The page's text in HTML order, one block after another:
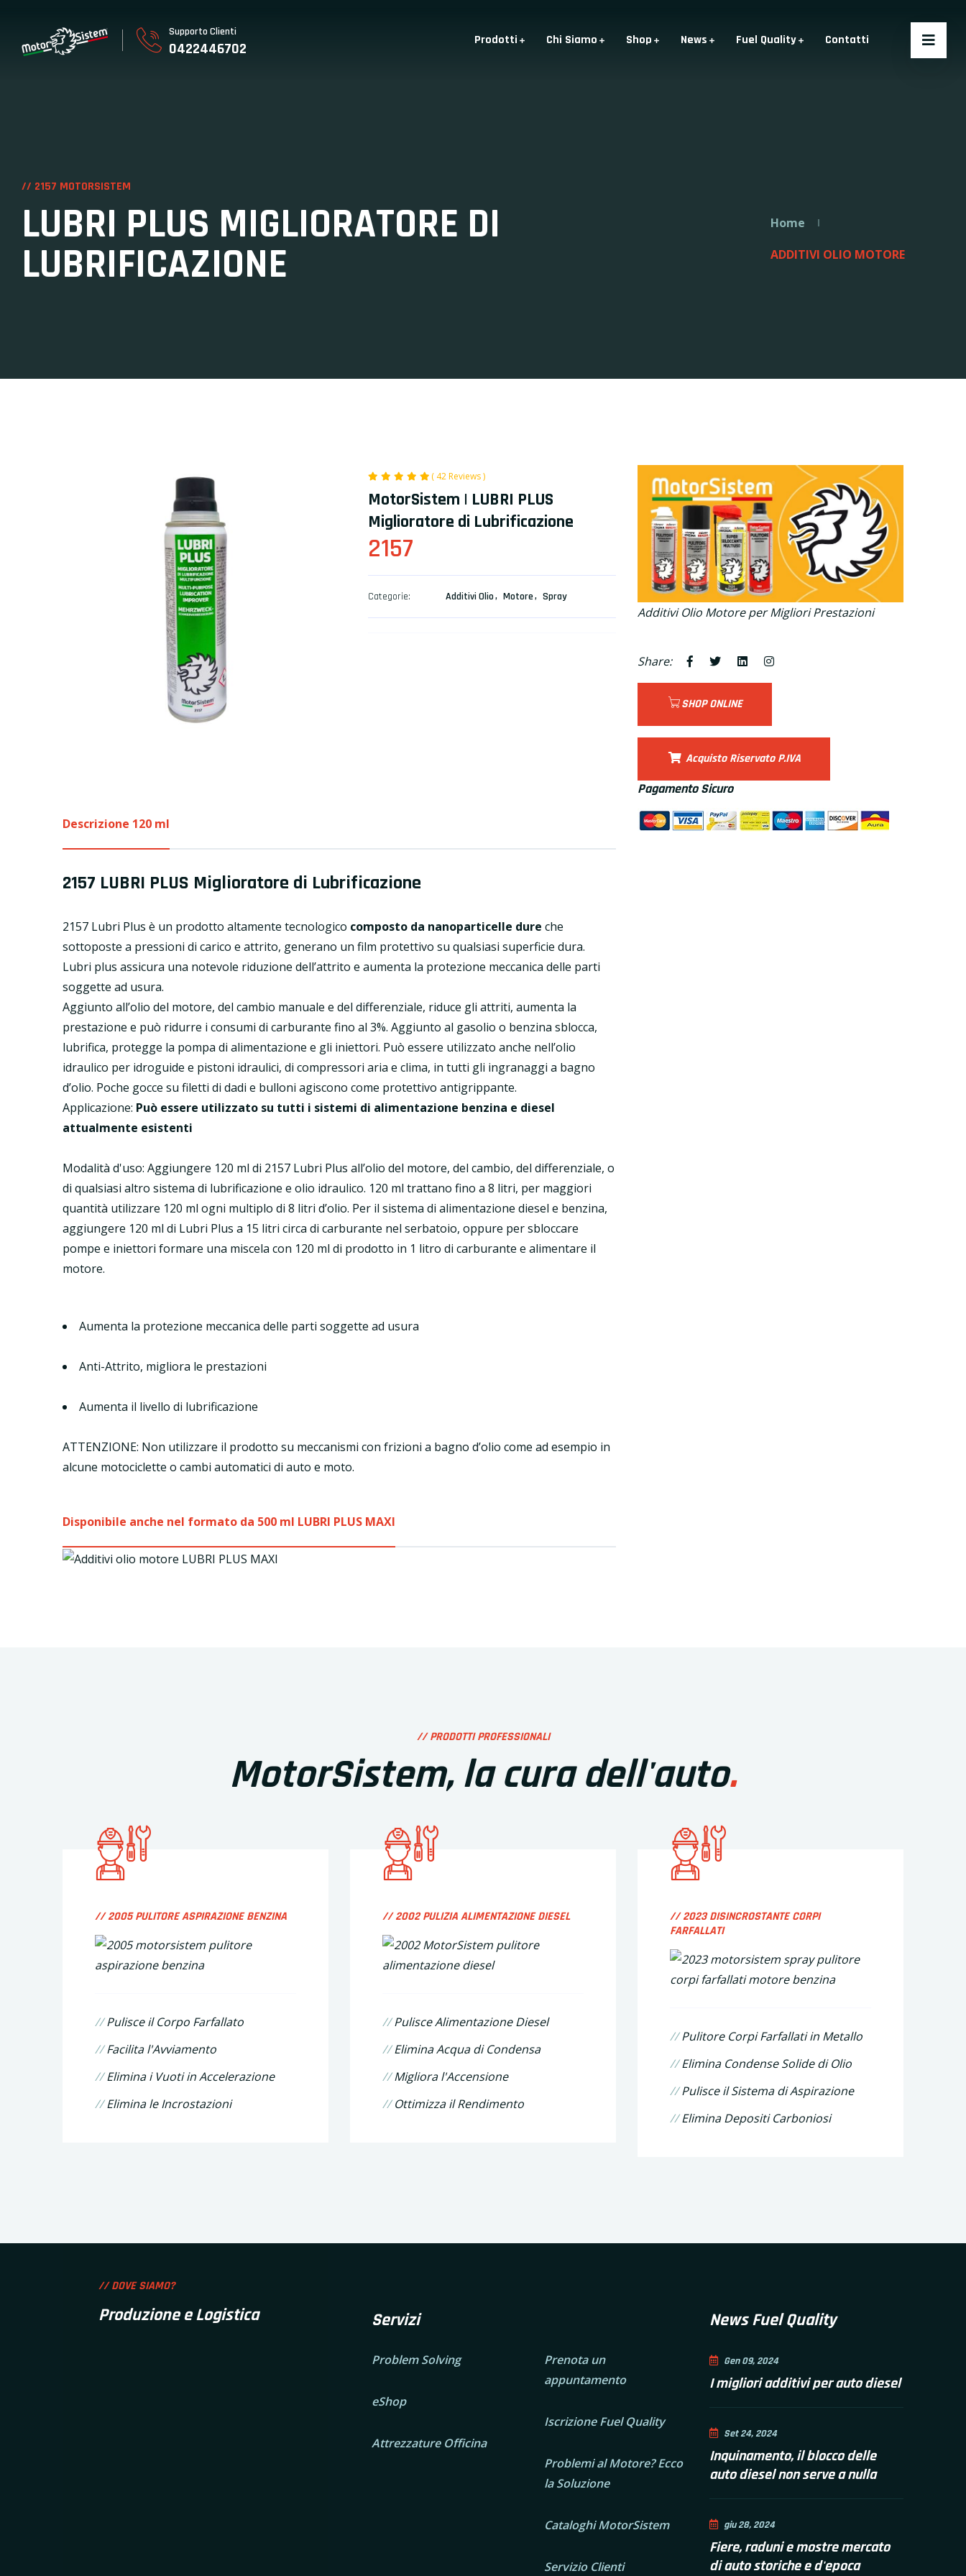
Supporto Clienti
0422446702 Prodotti Chi Siamo Shop News Fuel Quality Contatti
// 2157 MOTORSISTEM
LUBRI PLUS MIGLIORATORE DI
LUBRIFICAZIONE
Home
ADDITIVI OLIO MOTORE
( 42 Reviews )
MotorSistem | LUBRI PLUS
Miglioratore di Lubrificazione
2157
Categorie: Additivi Olio Motore Spray
Descrizione 120 ml
2157 LUBRI PLUS Miglioratore di Lubrificazione
2157 Lubri Plus è un prodotto altamente tecnologico composto da nanoparticelle dure che
sottoposte a pressioni di carico e attrito, generano un film protettivo su qualsiasi superficie dura.
Lubri plus assicura una notevole riduzione dell’attrito e aumenta la protezione meccanica delle parti
soggette ad usura.
Aggiunto all’olio del motore, del cambio manuale e del differenziale, riduce gli attriti, aumenta la
prestazione e può ridurre i consumi di carburante fino al 3%. Aggiunto al gasolio o benzina sblocca,
lubrifica, protegge la pompa di alimentazione e gli iniettori. Può essere utilizzato anche nell’olio
idraulico per idroguide e pistoni idraulici, di compressori aria e clima, in tutti gli ingranaggi a bagno
d’olio. Poche gocce su filetti di dadi e bulloni agiscono come protettivo antigrippante.
Applicazione: Può essere utilizzato su tutti i sistemi di alimentazione benzina e diesel
attualmente esistenti
Modalità d'uso: Aggiungere 120 ml di 2157 Lubri Plus all’olio del motore, del cambio, del differenziale, o
di qualsiasi altro sistema di lubrificazione e olio idraulico. 120 ml trattano fino a 8 litri, per maggiori
quantità utilizzare 120 ml ogni multiplo di 8 litri d’olio. Per il sistema di alimentazione diesel e benzina,
aggiungere 120 ml di Lubri Plus a 15 litri circa di carburante nel serbatoio, oppure per sbloccare
pompe e iniettori formare una miscela con 120 ml di prodotto in 1 litro di carburante e alimentare il
motore.
Aumenta la protezione meccanica delle parti soggette ad usura
Anti-Attrito, migliora le prestazioni
Aumenta il livello di lubrificazione
ATTENZIONE: Non utilizzare il prodotto su meccanismi con frizioni a bagno d’olio come ad esempio in
alcune motociclette o cambi automatici di auto e moto.
Disponibile anche nel formato da 500 ml LUBRI PLUS MAXI
Additivi Olio Motore per Migliori Prestazioni
Share:
SHOP ONLINE
Acquisto Riservato P.IVA
Pagamento Sicuro
// PRODOTTI PROFESSIONALI
MotorSistem, la cura dell'auto.
// 2005 PULITORE ASPIRAZIONE BENZINA
//Pulisce il Corpo Farfallato
//Facilita l'Avviamento
//Elimina i Vuoti in Accelerazione
//Elimina le Incrostazioni
// 2002 PULIZIA ALIMENTAZIONE DIESEL
//Pulisce Alimentazione Diesel
//Elimina Acqua di Condensa
//Migliora l'Accensione
//Ottimizza il Rendimento
// 2023 DISINCROSTANTE CORPI
FARFALLATI
//Pulitore Corpi Farfallati in Metallo
//Elimina Condense Solide di Olio
//Pulisce il Sistema di Aspirazione
//Elimina Depositi Carboniosi
// DOVE SIAMO?
Produzione e Logistica Servizi
Problem Solving
eShop
Attrezzature Officina
Prenota un
appuntamento
Iscrizione Fuel Quality
Problemi al Motore? Ecco
la Soluzione
Cataloghi MotorSistem
Servizio Clienti
News Fuel Quality
Gen 09, 2024
I migliori additivi per auto diesel
Set 24, 2024
Inquinamento, il blocco delle
auto diesel non serve a nulla
giu 28, 2024
Fiere, raduni e mostre mercato
di auto storiche e d'epoca